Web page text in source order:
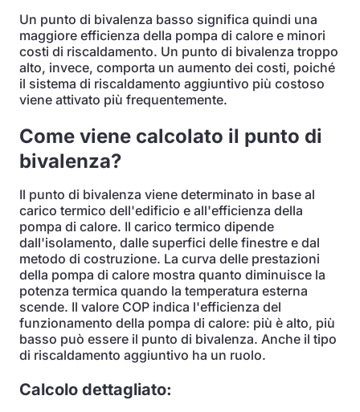
Un punto di bivalenza basso significa quindi una
maggiore efficienza della pompa di calore e minori
costi di riscaldamento. Un punto di bivalenza troppo
alto, invece, comporta un aumento dei costi, poiché
il sistema di riscaldamento aggiuntivo più costoso
viene attivato più frequentemente.
Come viene calcolato il punto di
bivalenza?
Il punto di bivalenza viene determinato in base al
carico termico dell'edificio e all'efficienza della
pompa di calore. Il carico termico dipende
dall'isolamento, dalle superfici delle finestre e dal
metodo di costruzione. La curva delle prestazioni
della pompa di calore mostra quanto diminuisce la
potenza termica quando la temperatura esterna
scende. Il valore COP indica l'efficienza del
funzionamento della pompa di calore: più è alto, più
basso può essere il punto di bivalenza. Anche il tipo
di riscaldamento aggiuntivo ha un ruolo.
Calcolo dettagliato: